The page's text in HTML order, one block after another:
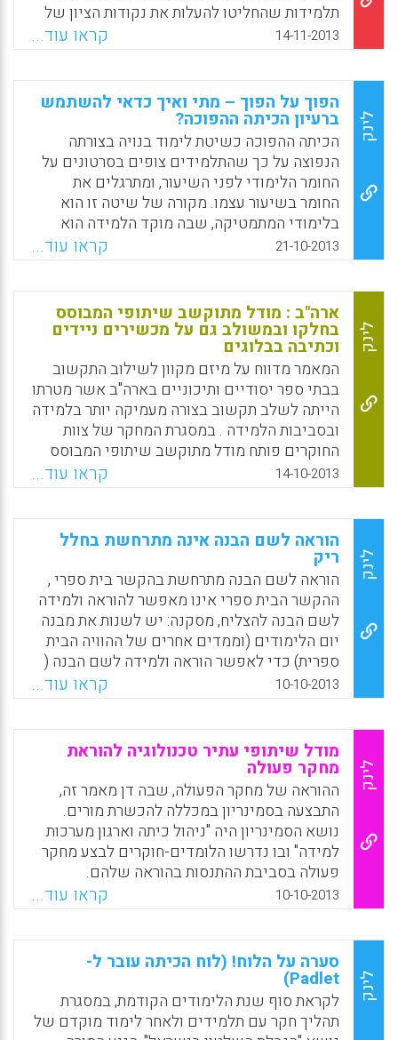
של הפדגוגיה האחרת, ותלמידים החלו להתנסות בו
( תמירה גלילי).
WhatsApp
Facebook
Email
X
תלמידות שהחליטו להעלות את נקודות הציון של
עליית המשטר הנאצי לשלטון כפרופיל "פייסבוק"
מזויף של היטלר, ובו תיעוד כל שלבי עלייתו
ומנקודת מבטו .
WhatsApp
Facebook
Email
X
14-11-2013 קראו עוד...
לינק
הפוך על הפוך – מתי ואיך כדאי להשתמש
ברעיון הכיתה ההפוכה?
הכיתה ההפוכה כשיטת לימוד בנויה בצורתה
הנפוצה על כך שהתלמידים צופים בסרטונים על
החומר הלימודי לפני השיעור, ומתרגלים את
החומר בשיעור עצמו. מקורה של שיטה זו הוא
בלימודי המתמטיקה, שבה מוקד הלמידה הוא
בהנחלת מיומנויות, ולכן העובדה ששלב התרגול
עובר להיות במרכז הבמה היא מאד משמעותית,
ומשפיעה על מידת ההבנה והשליטה של
הלומדים. אולם מה קורה כאשר משתמשים
בשיטה זו לטובת למידה של תכנים? ( חובב
יחיאלי ) .
WhatsApp
Facebook
Email
X
21-10-2013 קראו עוד...
לינק
ארה"ב : מודל מתוקשב שיתופי המבוסס
בחלקו ובמשולב גם על מכשירים ניידים
וכתיבה בבלוגים
המאמר מדווח על מיזם מקוון לשילוב התקשוב
בבתי ספר יסודיים ותיכוניים בארה"ב אשר מטרתו
הייתה לשלב תקשוב בצורה מעמיקה יותר בלמידה
ובסביבות הלמידה . במסגרת המחקר של צוות
החוקרים פותח מודל מתוקשב שיתופי המבוסס
בחלקו ובמשולב גם על מכשירים ניידים וכתיבה
בבלוגים. המודל הפדגוגי המתוקשב אשר פותח
נקרא The Mobile- Blended Collaborative
Learning model והוא נועד לאפשר למידה
פורמאלית עם הליכי למידה בלתי פורמאליים בכל
התהליך הלימודי. המחקר פורסם בכתב העת
השפיט Journal of Computer Assisted
Learning (מחברים :Lai, K.-W. , Khaddage, F. ,
Knezek, Gerald ).
WhatsApp
Facebook
Email
X
14-10-2013 קראו עוד...
לינק
הוראה לשם הבנה אינה מתרחשת בחלל
ריק
הוראה לשם הבנה מתרחשת בהקשר בית ספרי ,
ההקשר הבית ספרי אינו מאפשר להוראה ולמידה
לשם הבנה להצליח, מסקנה: יש לשנות את מבנה
יום הלימודים (וממדים אחרים של ההוויה הבית
ספרית) כדי לאפשר הוראה ולמידה לשם הבנה (
שושיק לוי־יפרח).
WhatsApp
Facebook
Email
X
10-10-2013 קראו עוד...
לינק
מודל שיתופי עתיר טכנולוגיה להוראת
מחקר פעולה
ההוראה של מחקר הפעולה, שבה דן מאמר זה,
התבצעה בסמינריון במכללה להכשרת מורים.
נושא הסמינריון היה "ניהול כיתה וארגון מערכות
למידה" ובו נדרשו הלומדים-חוקרים לבצע מחקר
פעולה בסביבת ההתנסות בהוראה שלהם.
בסמינריון השתתפו כשלושים סטודנטים
וסטודנטיות בשנת לימודיהם השלישית. הם
הוכשרו להוראה בחטיבת הביניים במקצועות
מתמטיקה, מדעים, אנגלית וספרות, לימדו
שיעורים במקצועות אלה אחת לשבוע, וזו הייתה
התנסותם הראשונה בעריכת מחקר ובכתיבה
מחקרית. את מחקר הפעולה הורו במשך שנה
10-10-2013 קראו עוד...
לינק
סערה על הלוח! (לוח הכיתה עובר ל-
Padlet)
לקראת סוף שנת הלימודים הקודמת, במסגרת
תהליך חקר עם תלמידים ולאחר לימוד מוקדם של